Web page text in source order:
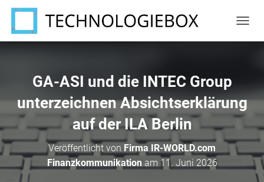
A
I
U
M
S
GA-ASI und die INTEC Group
unterzeichnen Absichtserklärung
auf der ILA Berlin
Veröffentlicht von Firma IR-WORLD.com
Finanzkommunikationam 11. Juni 2026